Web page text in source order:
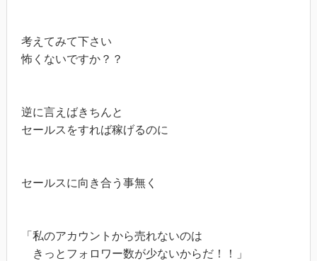
考えてみて下さい
怖くないですか？？
逆に言えばきちんと
セールスをすれば稼げるのに
セールスに向き合う事無く
「私のアカウントから売れないのは
きっとフォロワー数が少ないからだ！！」